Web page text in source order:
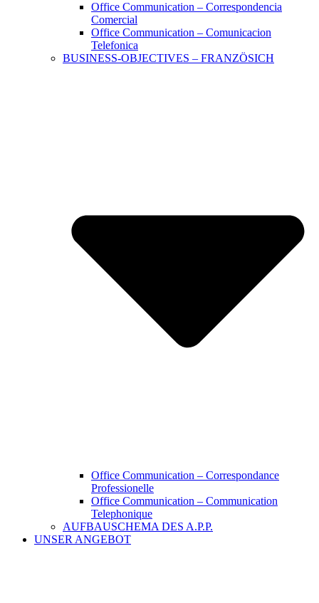
Office Communication – Correspondencia
Comercial
Office Communication – Comunicacion
Telefonica
BUSINESS-OBJECTIVES – FRANZÖSICH
Office Communication – Correspondance
Professionelle
Office Communication – Communication
Telephonique
AUFBAUSCHEMA DES A.P.P.
UNSER ANGEBOT